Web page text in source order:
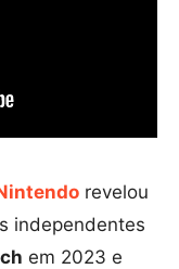
revelou
independentes
em 2023 e